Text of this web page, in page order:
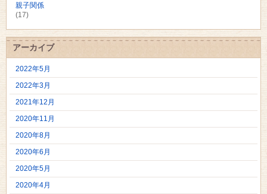
親子関係
(17)
アーカイブ
2022年5月
2022年3月
2021年12月
2020年11月
2020年8月
2020年6月
2020年5月
2020年4月